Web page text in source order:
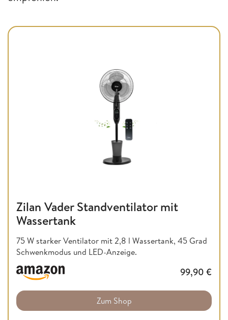
Zilan Vader Standventilator mit
Wassertank
75 W starker Ventilator mit 2,8 l Wassertank, 45 Grad
Schwenkmodus und LED-Anzeige.
99,90 €
Zum Shop